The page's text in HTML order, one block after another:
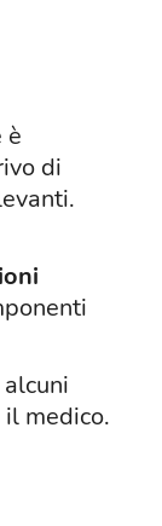
è
di
medico.